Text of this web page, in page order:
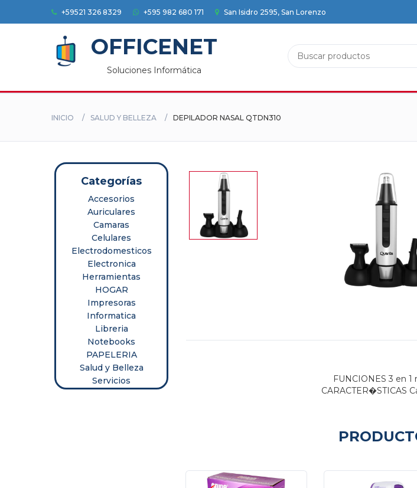
+59521 326 8329 +595 982 680 171 San Isidro 2595, San Lorenzo
OFFICENET
Soluciones Informática
INICIO SALUD Y BELLEZA DEPILADOR NASAL QTDN310
Categorías
Accesorios
Auriculares
Camaras
Celulares
Electrodomesticos
Electronica
Herramientas
HOGAR
Impresoras
Informatica
Libreria
Notebooks
PAPELERIA
Salud y Belleza
Servicios
FUNCIONES 3 en
CARACTER�STICAS